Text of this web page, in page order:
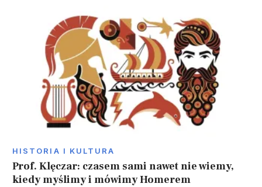
HISTORIA I KULTURA
Prof. Klęczar: czasem sami nawet nie wiemy,
kiedy myślimy i mówimy Homerem